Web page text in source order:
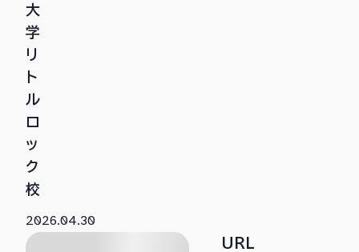
大
学
リ
ト
ル
ロ
ッ
ク
校
2026.04.30
URL